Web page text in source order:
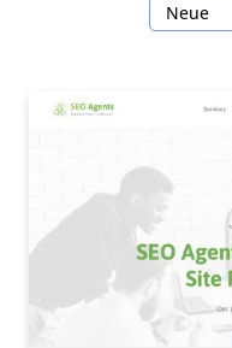
Neue